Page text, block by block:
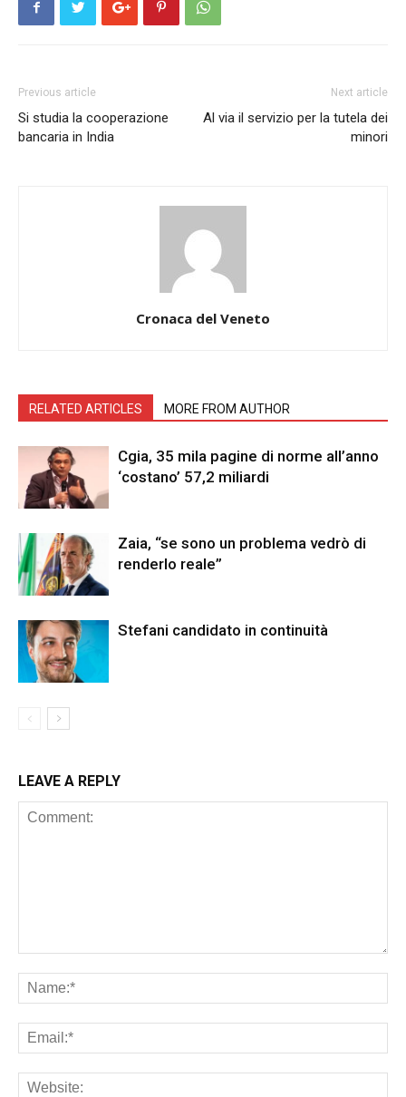
Previous article
Si studia la cooperazione
bancaria in India
Next article
Al via il servizio per la tutela dei
minori
Cronaca del Veneto
RELATED ARTICLES MORE FROM AUTHOR
Cgia, 35 mila pagine di norme all’anno
‘costano’ 57,2 miliardi
Zaia, “se sono un problema vedrò di
renderlo reale”
Stefani candidato in continuità
LEAVE A REPLY